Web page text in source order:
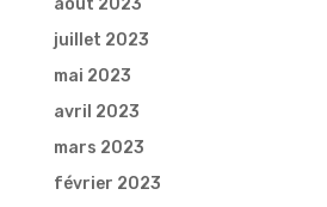
juillet 2023
mai 2023
avril 2023
mars 2023
février 2023